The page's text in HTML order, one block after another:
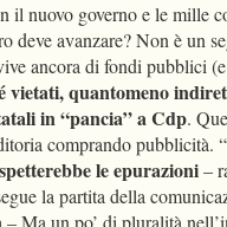
il nuovo governo e le mille
deve avanzare? Non è un
ancora di fondi pubblici
vietati, quantomeno
in “pancia” a Cdp.
comprando pubblicità. “
le epurazioni–
la partita della